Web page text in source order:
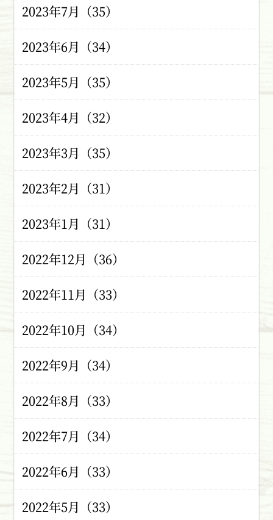
2023年7月（35）
2023年6月（34）
2023年5月（35）
2023年4月（32）
2023年3月（35）
2023年2月（31）
2023年1月（31）
2022年12月（36）
2022年11月（33）
2022年10月（34）
2022年9月（34）
2022年8月（33）
2022年7月（34）
2022年6月（33）
2022年5月（33）